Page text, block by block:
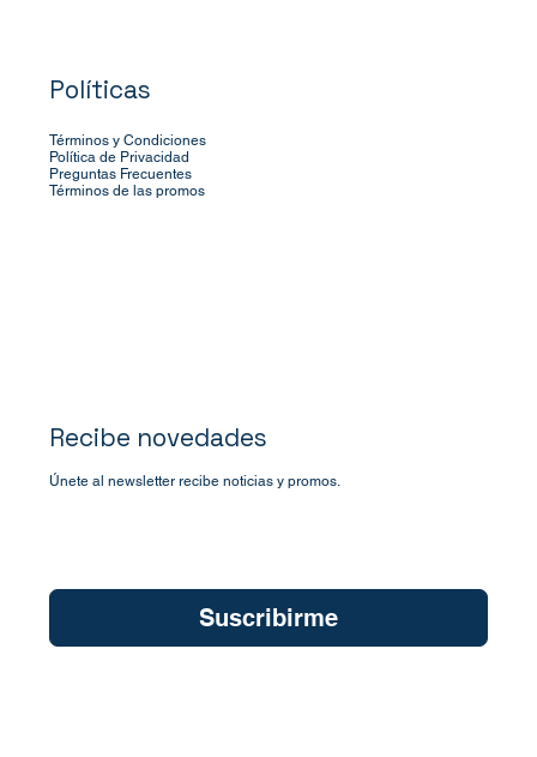
Políticas
Términos y Condiciones
Política de Privacidad
Preguntas Frecuentes
Términos de las promos
Recibe novedades
Únete al newsletter recibe noticias y promos.
Suscribirme